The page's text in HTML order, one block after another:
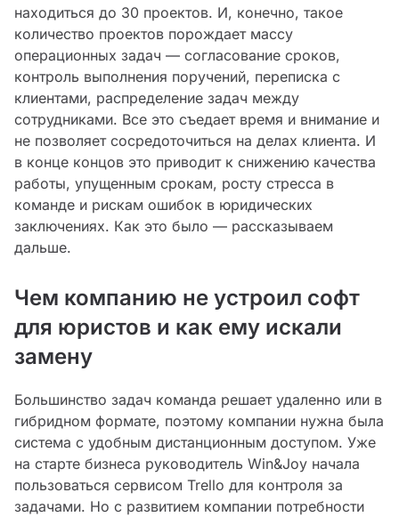
находиться до 30 проектов. И, конечно, такое
количество проектов порождает массу
операционных задач — согласование сроков,
контроль выполнения поручений, переписка с
клиентами, распределение задач между
сотрудниками. Все это съедает время и внимание и
не позволяет сосредоточиться на делах клиента. И
в конце концов это приводит к снижению качества
работы, упущенным срокам, росту стресса в
команде и рискам ошибок в юридических
заключениях. Как это было — рассказываем
дальше.
Чем компанию не устроил софт
для юристов и как ему искали
замену
Большинство задач команда решает удаленно или в
гибридном формате, поэтому компании нужна была
система с удобным дистанционным доступом. Уже
на старте бизнеса руководитель Win&Joy начала
пользоваться сервисом Trello для контроля за
задачами. Но с развитием компании потребности